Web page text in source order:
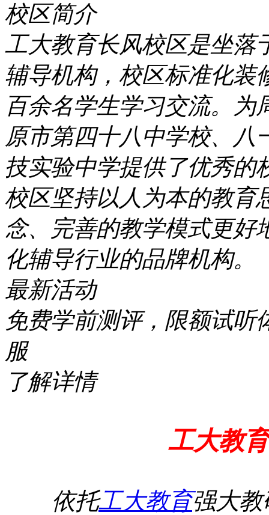
校区简介
工大教育长风校区是坐落
辅导机构，校区标准化装
百余名学生学习交流。为
原市第四十八中学校、八
技实验中学提供了优秀的
校区坚持以人为本的教育
念、完善的教学模式更好
化辅导行业的品牌机构。
最新活动
免费学前测评，限额试听
服
了解详情
工大教
依托工大教育强大教